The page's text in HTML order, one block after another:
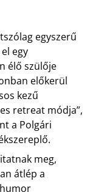
egyszerű
egy
élő szülője
előkerül
kezű
retreat módja”,
a Polgári
meg,
átlép a